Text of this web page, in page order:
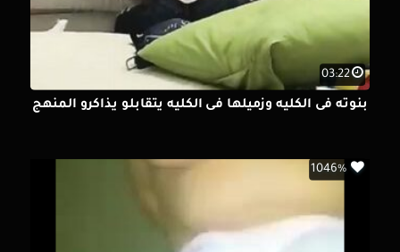
03:22
بنوته فى الكليه وزميلها فى الكليه يتقابلو يذاكرو المنهج
1046%